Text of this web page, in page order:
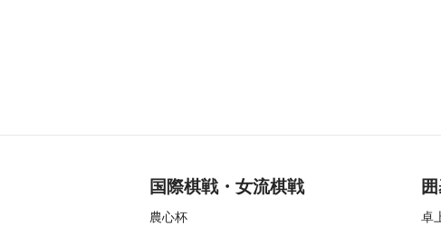
国際棋戦・女流棋戦
農心杯
卓